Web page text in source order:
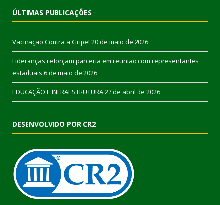
ÚLTIMAS PUBLICAÇÕES
Vacinação Contra a Gripe! 20 de maio de 2026
Lideranças reforçam parceria em reunião com representantes
estaduais 6 de maio de 2026
EDUCAÇÃO E INFRAESTRUTURA27 de abril de 2026
DESENVOLVIDO POR CR2